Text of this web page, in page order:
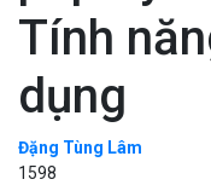
Tính
dụng
Đặng Tùng Lâm
1598